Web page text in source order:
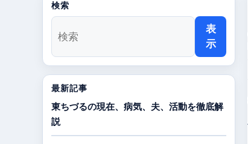
検索
表
示
最新記事
東ちづるの現在、病気、夫、活動を徹底解
説